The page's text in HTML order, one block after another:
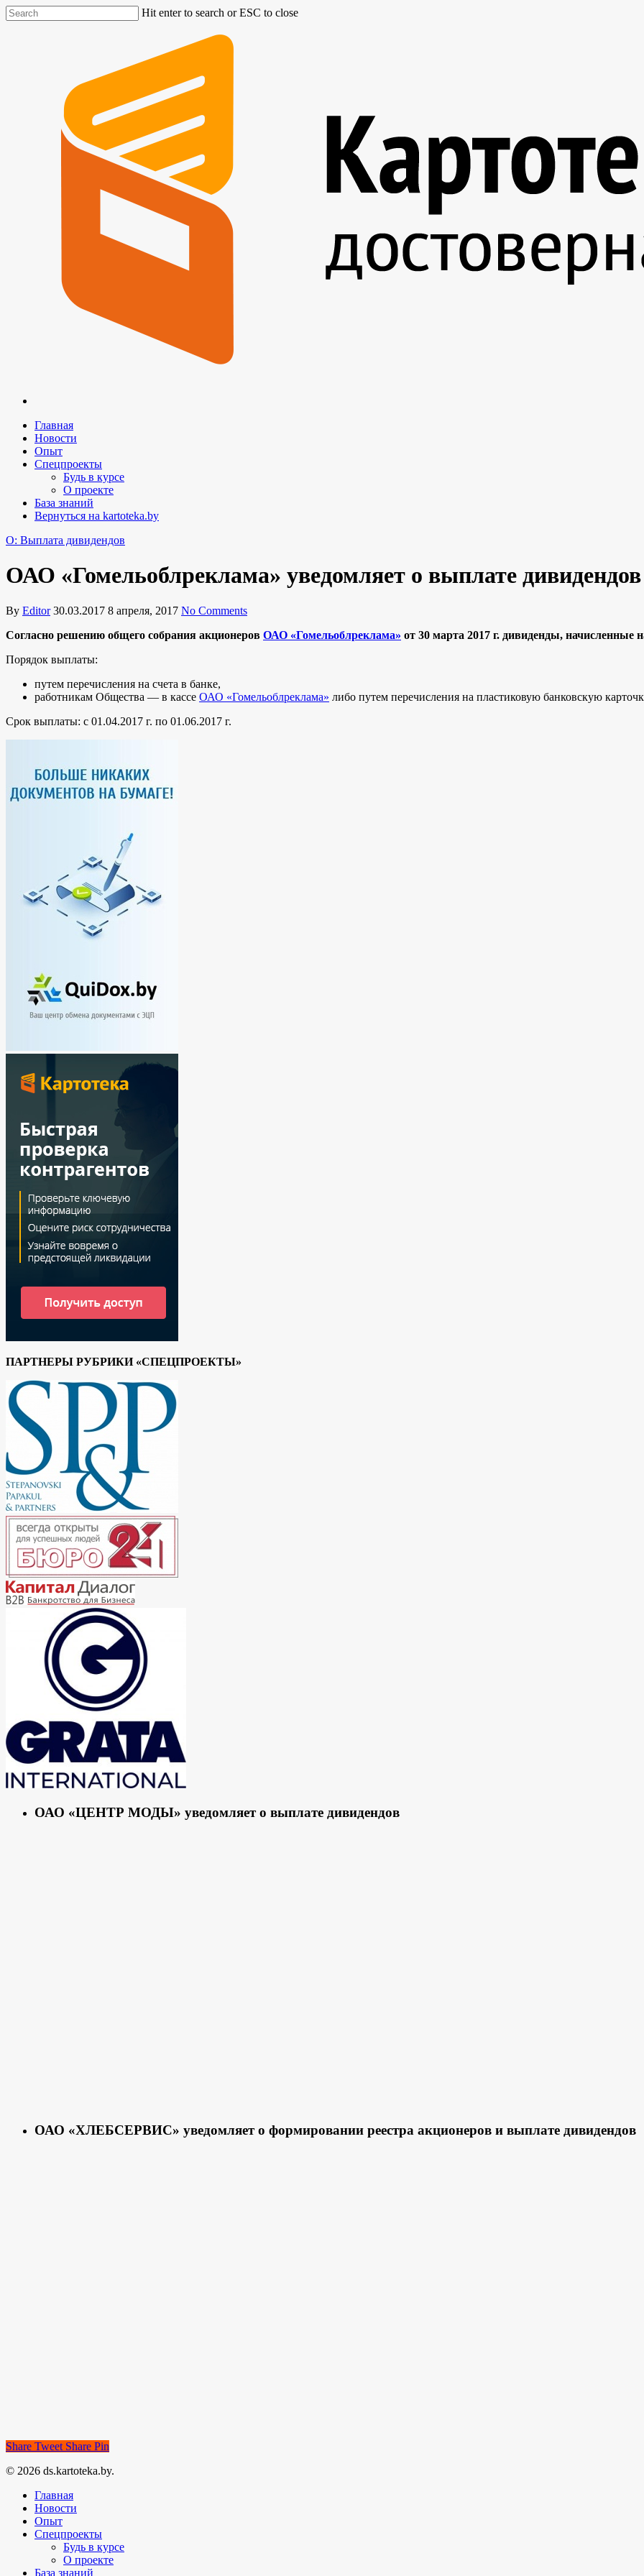
Hit enter to search or ESC to close
Главная
Новости
Опыт
Спецпроекты
Будь в курсе
О проекте
База знаний
Вернуться на kartoteka.by
O: Выплата дивидендов
ОАО «Гомельоблреклама» уведомляет о выплате дивидендов
By Editor 30.03.2017 8 апреля, 2017 No Comments
Согласно решению общего собрания акционеров ОАО «Гомельоблреклама» от 30 марта 2017 г. дивиденды, начисленные
Порядок выплаты:
путем перечисления на счета в банке,
работникам Общества — в кассе ОАО «Гомельоблреклама» либо путем перечисления на пластиковую банковскую
Срок выплаты: с 01.04.2017 г. по 01.06.2017 г.
ПАРТНЕРЫ РУБРИКИ «СПЕЦПРОЕКТЫ»
ОАО «ЦЕНТР МОДЫ» уведомляет о выплате дивидендов
ОАО «ХЛЕБСЕРВИС» уведомляет о формировании реестра акционеров и выплате дивидендов
Share Tweet Share Pin
© 2026 ds.kartoteka.by.
Главная
Новости
Опыт
Спецпроекты
Будь в курсе
О проекте
База знаний